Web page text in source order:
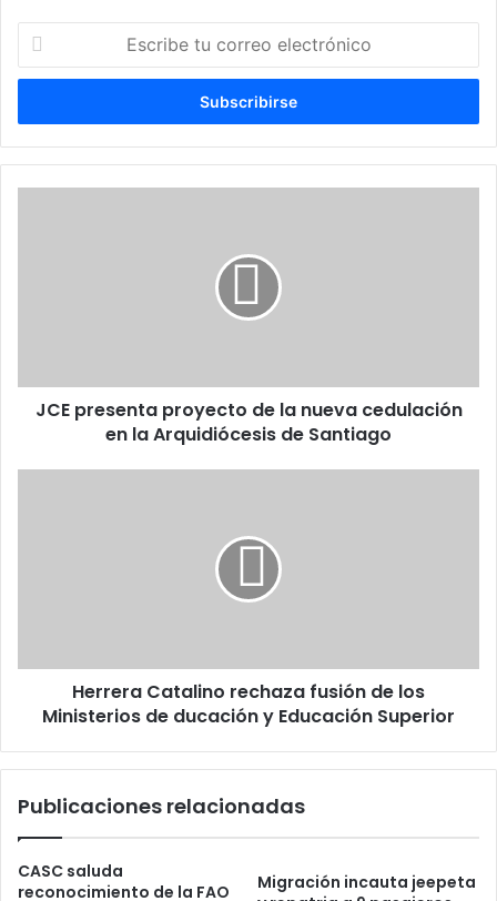
correo
Santiago
JCE presenta proyecto de la nueva cedulación
en la Arquidiócesis de Santiago
ducación
Educación
Herrera Catalino rechaza fusión de los
Ministerios de ducación y Educación Superior
Publicaciones relacionadas
CASC saluda
reconocimiento de la FAO
Migración incauta jeepeta